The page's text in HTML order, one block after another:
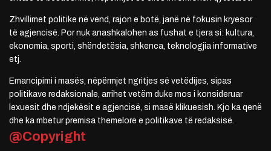
Zhvillimet politike në vend, rajon e botë, janë në fokusin kryesor
të agjencisë. Por nuk anashkalohen as fushat e tjera si: kultura,
ekonomia, sporti, shëndetësia, shkenca, teknologjia informative
etj.
Emancipimi i masës, nëpërmjet ngritjes së vetëdijes, sipas
politikave redaksionale, arrihet vetëm duke mos i konsideruar
lexuesit dhe ndjekësit e agjencisë, si masë klikuesish. Kjo ka qenë
dhe ka mbetur premisa themelore e politikave të redaksisë.
@Copyright